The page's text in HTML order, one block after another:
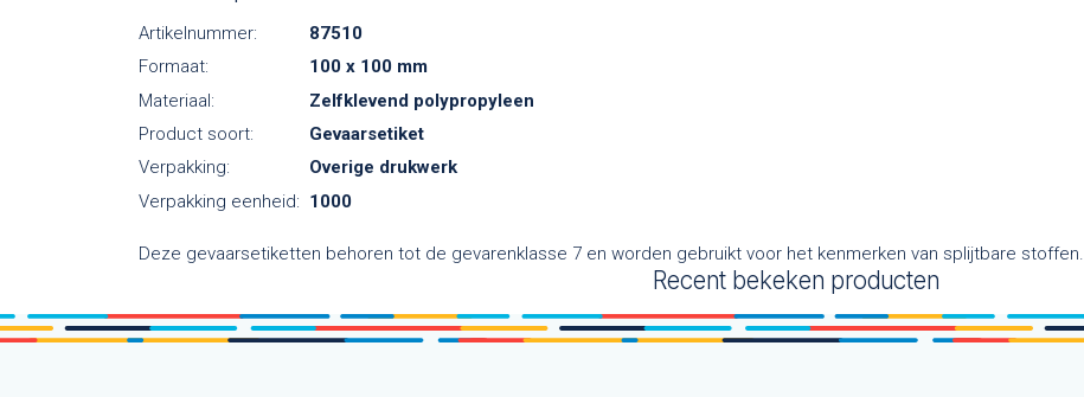
Artikelnummer:
87510
Formaat:
100 x 100 mm
Materiaal:
Zelfklevend polypropyleen
Product soort:
Gevaarsetiket
Verpakking:
Overige drukwerk
Verpakking eenheid: 1000
Deze gevaarsetiketten behoren tot de gevarenklasse 7 en worden gebruikt voor het kenmerken van splijtbare stoffen.
Recent bekeken producten